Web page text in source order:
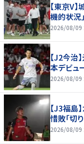
【東京V
機的状況
2026/08/09
【J2今治
本デビュ
2026/08/09
【J3福島
惜敗「切
2026/08/09